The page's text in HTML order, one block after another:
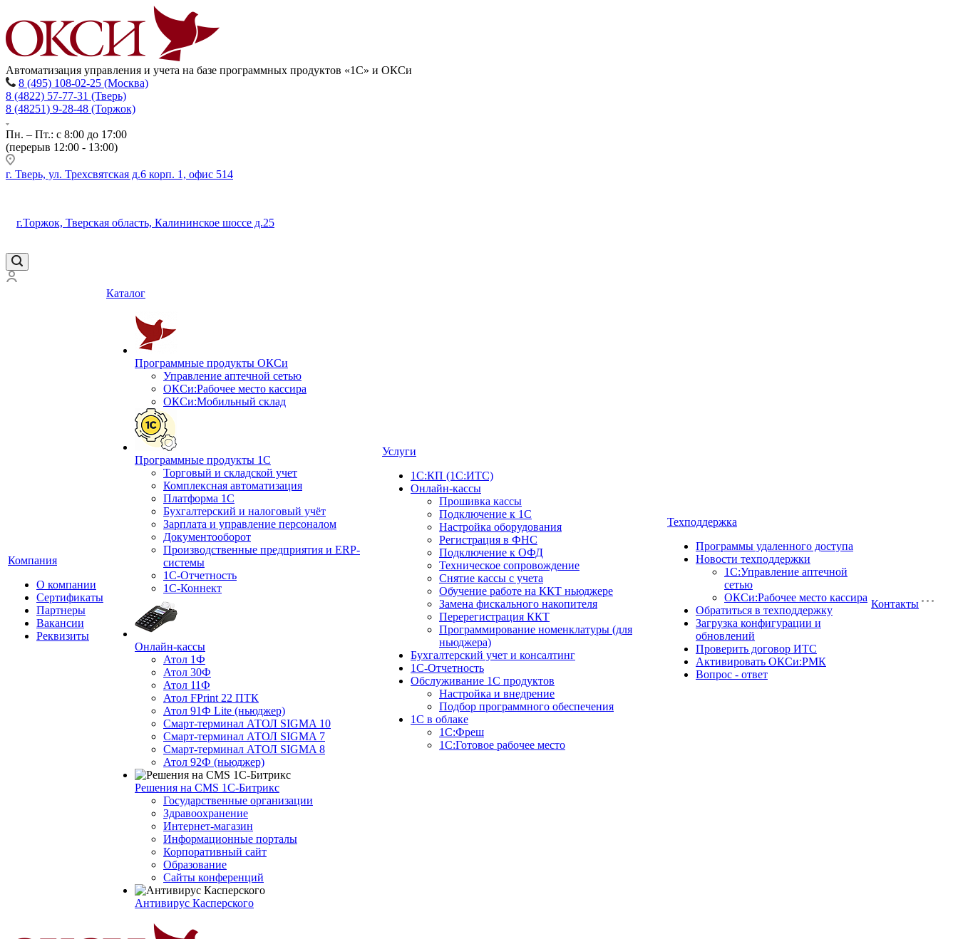
Автоматизация управления и учета на базе программных продуктов «1С» и ОКСи
8 (495) 108-02-25 (Москва)
8 (4822) 57-77-31 (Тверь)
8 (48251) 9-28-48 (Торжок)
Пн. – Пт.: с 8:00 до 17:00
(перерыв 12:00 - 13:00)
г. Тверь, ул. Трехсвятская д.6 корп. 1, офис 514
г.Торжок, Тверская область, Калининское шоссе д.25
Компания
О компании
Сертификаты
Партнеры
Вакансии
Реквизиты
Каталог
Программные продукты ОКСи
Управление аптечной сетью
ОКСи:Рабочее место кассира
ОКСи:Мобильный склад
Программные продукты 1С
Торговый и складской учет
Комплексная автоматизация
Платформа 1С
Бухгалтерский и налоговый учёт
Зарплата и управление персоналом
Документооборот
Производственные предприятия и ERP-
системы
1С-Отчетность
1С-Коннект
Онлайн-кассы
Атол 1Ф
Атол 30Ф
Атол 11Ф
Атол FPrint 22 ПТК
Атол 91Ф Lite (ньюджер)
Смарт-терминал АТОЛ SIGMA 10
Смарт-терминал АТОЛ SIGMA 7
Смарт-терминал АТОЛ SIGMA 8
Атол 92Ф (ньюджер)
Решения на CMS 1С-Битрикс
Государственные организации
Здравоохранение
Интернет-магазин
Информационные порталы
Корпоративный сайт
Образование
Сайты конференций
Антивирус Касперского
Услуги
1С:КП (1С:ИТС)
Онлайн-кассы
Прошивка кассы
Подключение к 1С
Настройка оборудования
Регистрация в ФНС
Подключение к ОФД
Техническое сопровождение
Снятие кассы с учета
Обучение работе на ККТ ньюджере
Замена фискального накопителя
Перерегистрация ККТ
Программирование номенклатуры (для
ньюджера)
Бухгалтерский учет и консалтинг
1С-Отчетность
Обслуживание 1С продуктов
Настройка и внедрение
Подбор программного обеспечения
1С в облаке
1C:Фреш
1C:Готовое рабочее место
Техподдержка
Программы удаленного доступа
Новости техподдержки
1С:Управление аптечной
сетью
ОКСи:Рабочее место кассира
Обратиться в техподдержку
Загрузка конфигурации и
обновлений
Проверить договор ИТС
Активировать ОКСи:РМК
Вопрос - ответ
Контакты